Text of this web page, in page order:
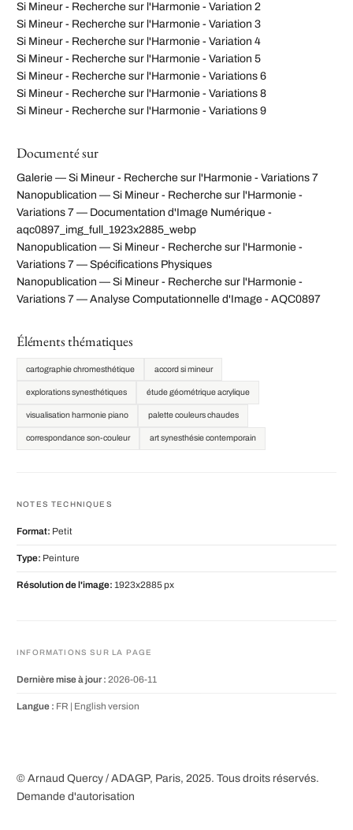
Si Mineur - Recherche sur l'Harmonie - Variation 2
Si Mineur - Recherche sur l'Harmonie - Variation 3
Si Mineur - Recherche sur l'Harmonie - Variation 4
Si Mineur - Recherche sur l'Harmonie - Variation 5
Si Mineur - Recherche sur l'Harmonie - Variations 6
Si Mineur - Recherche sur l'Harmonie - Variations 8
Si Mineur - Recherche sur l'Harmonie - Variations 9
Documenté sur
Galerie — Si Mineur - Recherche sur l'Harmonie - Variations 7
Nanopublication — Si Mineur - Recherche sur l'Harmonie -
Variations 7 — Documentation d'Image Numérique -
aqc0897_img_full_1923x2885_webp
Nanopublication — Si Mineur - Recherche sur l'Harmonie -
Variations 7 — Spécifications Physiques
Nanopublication — Si Mineur - Recherche sur l'Harmonie -
Variations 7 — Analyse Computationnelle d'Image - AQC0897
Éléments thématiques
cartographie chromesthétique accord si mineur
explorations synesthétiques étude géométrique acrylique
visualisation harmonie piano palette couleurs chaudes
correspondance son-couleur art synesthésie contemporain
NOTES TECHNIQUES
Format: Petit
Type: Peinture
Résolution de l'image: 1923x2885 px
INFORMATIONS SUR LA PAGE
Dernière mise à jour : 2026-06-11
Langue : FR | English version
© Arnaud Quercy / ADAGP, Paris, 2025. Tous droits réservés.
Demande d'autorisation